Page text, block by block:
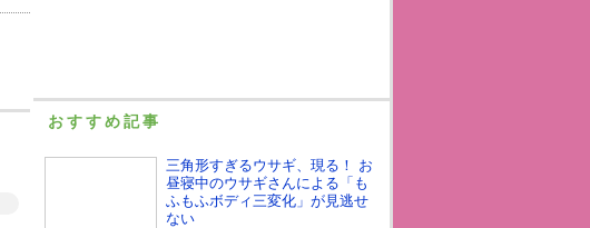
おすすめ記事
三角形すぎるウサギ、現る！ お
昼寝中のウサギさんによる「も
ふもふボディ三変化」が見逃せ
ない